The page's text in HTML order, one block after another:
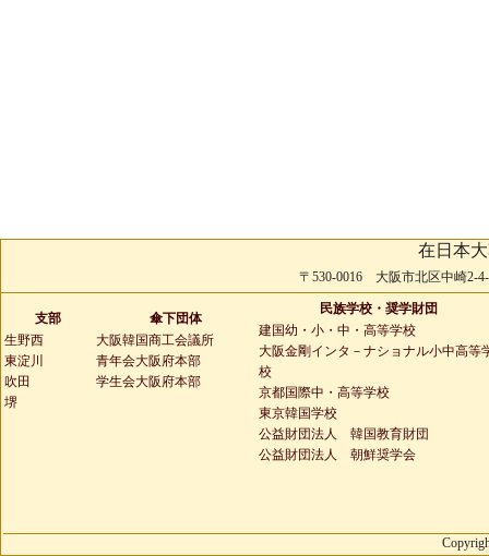
在日本
〒530-0016 大阪市北区中崎2-
支部
生野西
東淀川
吹田
堺
傘下団体
大阪韓国商工会議所
青年会大阪府本部
学生会大阪府本部
民族学校・奨学財団
建国幼・小・中・高等学校
大阪金剛インタ－ナショナル小中高等
校
京都国際中・高等学校
東京韓国学校
公益財団法人 韓国教育財団
公益財団法人 朝鮮奨学会